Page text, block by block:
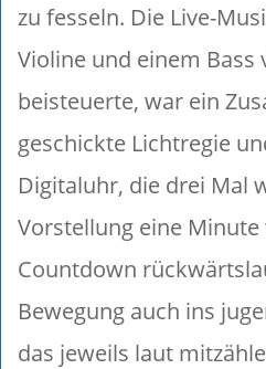
zu fesseln. Die Live-
Violine und einem Bass
beisteuerte, war ein
geschickte Lichtregie
Digitaluhr, die drei Mal
Vorstellung eine Minute
Countdown
Bewegung auch ins
das jeweils laut